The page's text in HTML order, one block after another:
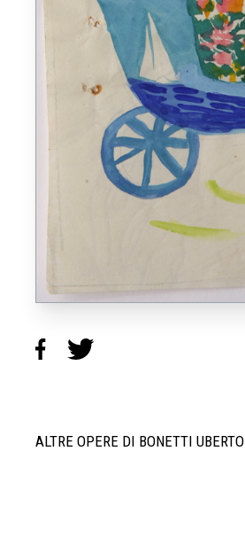
ALTRE OPERE DI BONETTI UBERTO